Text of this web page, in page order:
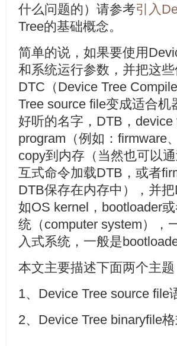
什么问题的）请参考引入
Tree的基础概念。
简单的说，如果要使用
和系统运行参数，并把这
DTC（Device Tree
Tree source file变成适合
好听的名字，DTB，
program（例如：firmware
copy到内存（当然也可以
互式命令加载DTB，或者
DTB保存在内存中），并
如OS kernel，bootloader
统（computer system），
入式系统，一般是
本文主要描述下面两个主题
1、Device Tree source file
2、Device Tree binaryfile